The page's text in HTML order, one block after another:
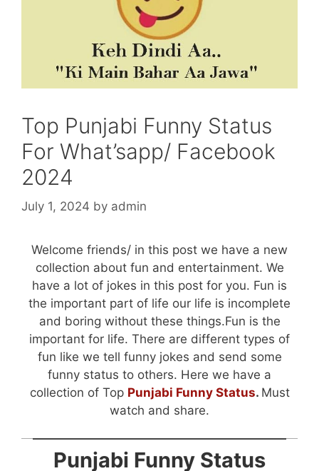
Top Punjabi Funny Status
For What’sapp/ Facebook
2024
July 1, 2024 by admin
Welcome friends/ in this post we have a new
collection about fun and entertainment. We
have a lot of jokes in this post for you. Fun is
the important part of life our life is incomplete
and boring without these things.Fun is the
important for life. There are different types of
fun like we tell funny jokes and send some
funny status to others. Here we have a
collection of Top Punjabi Funny Status. Must
watch and share.
Punjabi Funny Status